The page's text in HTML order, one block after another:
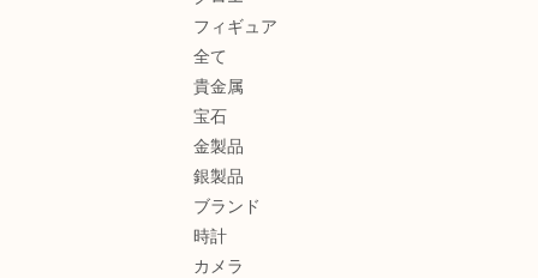
フィギュア
全て
貴金属
宝石
金製品
銀製品
ブランド
時計
カメラ